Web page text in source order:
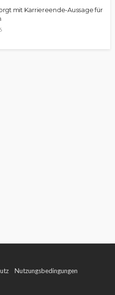
mit Karriereende-Aussage für
Nutzungsbedingungen